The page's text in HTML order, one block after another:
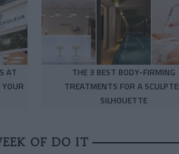
AT
THE 3 BEST BODY-FIRMING
TREATMENTS FOR A
SILHOUETTE
OF DO IT